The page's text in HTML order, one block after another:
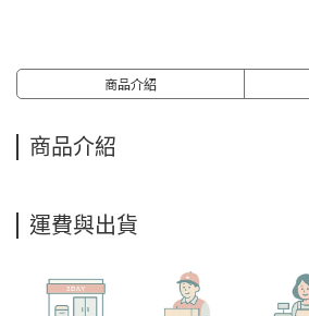
商品介紹
商品介紹
運費與出貨